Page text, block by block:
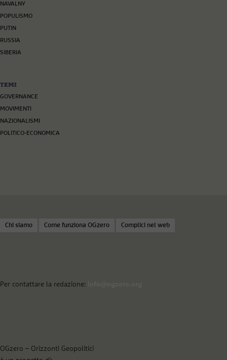
NAVALNY
POPULISMO
PUTIN
RUSSIA
SIBERIA
TEMI
GOVERNANCE
MOVIMENTI
NAZIONALISMI
POLITICO-ECONOMICA
Chi siamo Come funziona OGzero Complici nel web
Per contattare la redazione:
OGzero – Orizzonti Geopolitici